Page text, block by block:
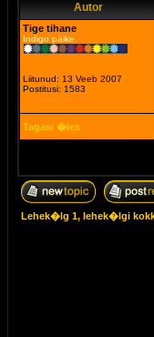
Autor
Tige tihane
Indigo päike.
Liitunud: 13 Veeb 2007
Postitusi: 1583
Tagasi �les
Lehek�lg 1, lehek�lgi